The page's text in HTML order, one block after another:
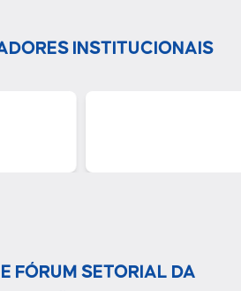
INSTITUCIONAIS
FÓRUM SETORIAL DA